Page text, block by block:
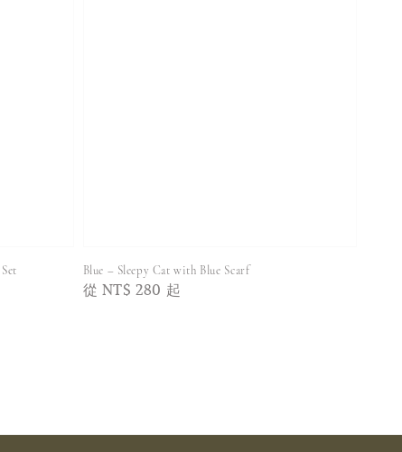
Blue – Sleepy Cat with Blue Scarf
Regular
從 NT$ 280 起